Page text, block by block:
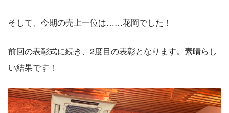
そして、今期の売上一位は……花岡でした！
前回の表彰式に続き、2度目の表彰となります。素晴らし
い結果です！